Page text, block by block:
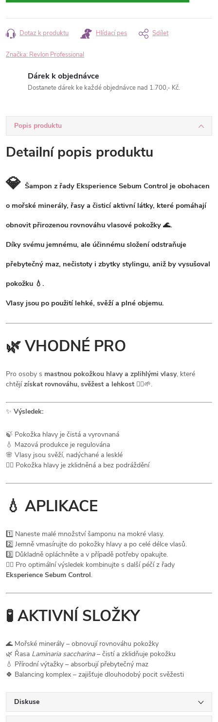
Dotaz k produktu Hlídací pes Sdílet
Značka: Revlon Professional
Dárek k objednávce
Dostanete dárek ke každé objednávce nad 1.700,- Kč.
Popis produktu
Detailní popis produktu
💎 Šampon z řady Eksperience Sebum Control je obohacen
o mořské minerály, řasy a čisticí aktivní látky, které pomáhají
obnovit přirozenou rovnováhu vlasové pokožky 🌊.
Díky svému jemnému, ale účinnému složení odstraňuje
přebytečný maz, nečistoty i zbytky stylingu, aniž by vysušoval
pokožku 💧.
Vlasy jsou po použití lehké, svěží a plné objemu.
🌿VHODNÉ PRO
Pro osoby s mastnou pokožkou hlavy a zplihlými vlasy, které
chtějízískat rovnováhu, svěžest a lehkost 💆‍♀️🌱.
✨ Výsledek:
🍃 Pokožka hlavy je čistá a vyrovnaná
💧 Mazová produkce je regulována
🌸 Vlasy jsou svěží, nadýchané a lesklé
💆‍♀️ Pokožka hlavy je zklidněná a bez podráždění
💧 APLIKACE
1️⃣ Naneste malé množství šamponu na mokré vlasy.
2️⃣ Jemně vmasírujte do pokožky hlavy a po celé délce vlasů.
3️⃣ Důkladně opláchněte a v případě potřeby opakujte.
💆‍♀️ Pro optimální výsledek kombinujte s další péčí z řady
Eksperience Sebum Control.
🧪 AKTIVNÍ SLOŽKY
🌊 Mořské minerály – obnovují rovnováhu pokožky
🌿 Řasa Laminaria saccharina– čistí a zklidňuje pokožku
💧 Přírodní výtažky – absorbují přebytečný maz
🍀 Balancing komplex – zajišťuje dlouhodobý pocit svěžesti
Diskuse